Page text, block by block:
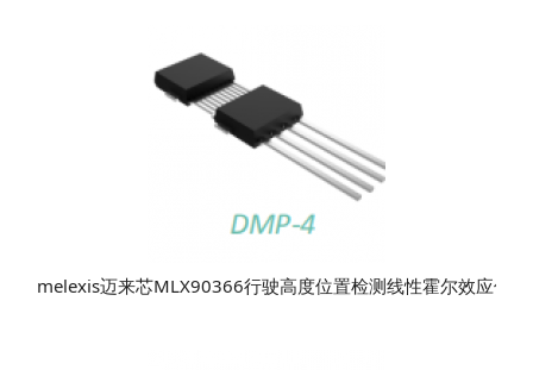
melexis迈来芯MLX90366行驶高度位置检测线性霍尔效应传